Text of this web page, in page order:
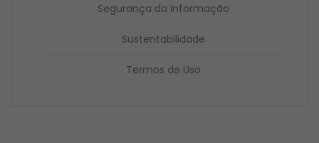
Segurança da Informação
Sustentabilidade
Termos de Uso